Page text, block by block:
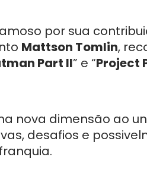
por sua
Mattson Tomlin,
Part II” e “Project
nova dimensão ao
desafios e